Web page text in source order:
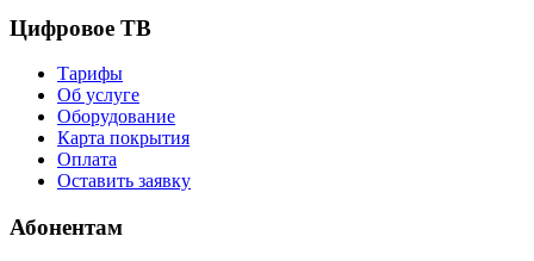
Цифровое ТВ
Тарифы
Об услуге
Оборудование
Карта покрытия
Оплата
Оставить заявку
Абонентам